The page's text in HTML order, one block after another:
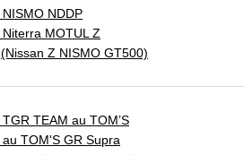
NISMO NDDP
Niterra MOTUL Z
(Nissan Z NISMO GT500)
TGR TEAM au TOM’S
au TOM'S GR Supra